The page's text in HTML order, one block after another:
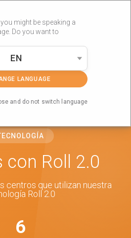
might be speaking a
Do you want to
EN
LANGUAGE
and do not switch language
con Roll 2.0
centros que utilizan nuestra
Roll 2.0
6